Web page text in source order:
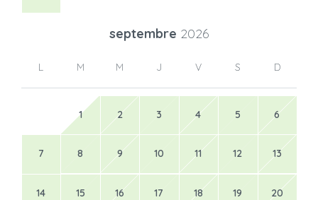
septembre 2026
L M M J V S D
1 2 3 4 5 6
7 8 9 10 11 12 13
14 15 16 17 18 19 20